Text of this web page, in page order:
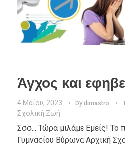
Άγχος και
4 Μαΐου, 2023 by dimastro
Σχολική Ζωή
Σσσ... Τώρα μιλάμε Εμείς! Το
Γυμνασίου Βύρωνα Αρχική